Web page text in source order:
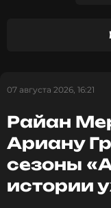
07 августа 2026, 16:21
Райан
Ариану
сезоны
истории